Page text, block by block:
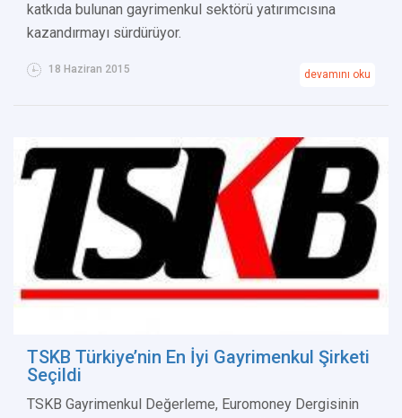
katkıda bulunan gayrimenkul sektörü yatırımcısına
kazandırmayı sürdürüyor.
18 Haziran 2015 devamını oku
TSKB Türkiye’nin En İyi Gayrimenkul Şirketi
Seçildi
TSKB Gayrimenkul Değerleme, Euromoney Dergisinin